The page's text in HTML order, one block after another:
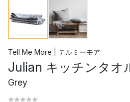
Tell Me More | テルミーモア
Julian キッチンタオ
Grey